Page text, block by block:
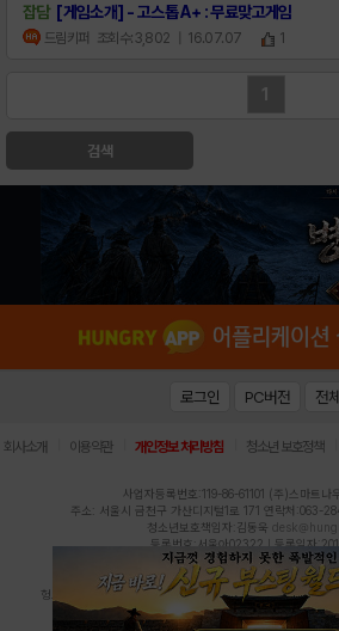
잡담 [게임소개] - 고스톱 A+ : 무료맞고게임
드림키퍼 조회수:3,802 | 16.07.07 1
1
검색
로그인 PC버전 전
회사소개 이용약관 개인정보 처리방침 청소년 보호정책
사업자등록번호:119-86-61101 (주)스마트나
주소: 서울시 금천구 가산디지털1로 171 연락처:063-
청소년보호책임자:김동욱
등록번호:서울아02322 | 등록일자
발행인:(주)스마트나우 송현두 | 편집
헝그리앱의 콘텐츠 및 기사는 저작권법의 보호를 받으므로,
Copyright (c) HungryApp All